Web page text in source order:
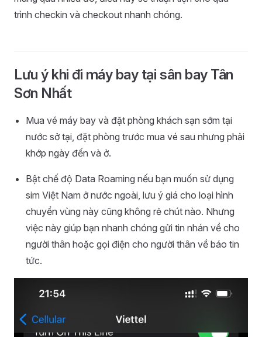
trình checkin và checkout nhanh chóng.
Lưu ý khi đi máy bay tại sân bay Tân
Sơn Nhất
Mua vé máy bay và đặt phòng khách sạn sớm tại
nước sở tại, đặt phòng trước mua vé sau nhưng phải
khớp ngày đến và ở.
Bật chế độ Data Roaming nếu bạn muốn sử dụng
sim Việt Nam ở nước ngoài, lưu ý giá cho loại hình
chuyển vùng này cũng không rẻ chút nào. Nhưng
việc này giúp bạn nhanh chóng gửi tin nhán về cho
người thân hoặc gọi điện cho người thân về báo tin
tức.